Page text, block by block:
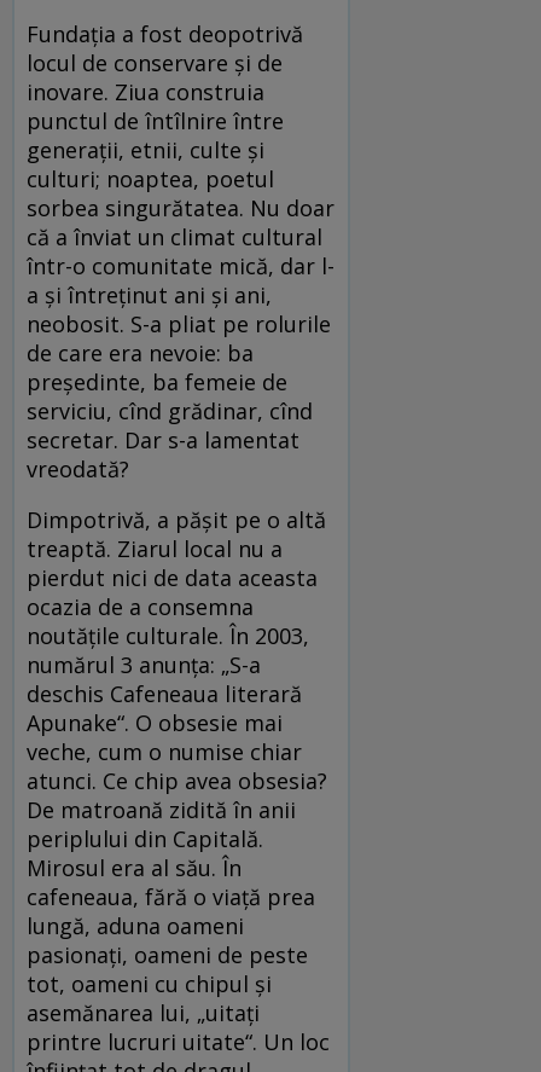
Fundația a fost deopotrivă
locul de conservare și de
inovare. Ziua construia
punctul de întîlnire între
generații, etnii, culte și
culturi; noaptea, poetul
sorbea singurătatea. Nu doar
că a înviat un climat cultural
într-o comunitate mică, dar l-
a și întreținut ani și ani,
neobosit. S-a pliat pe rolurile
de care era nevoie: ba
președinte, ba femeie de
serviciu, cînd grădinar, cînd
secretar. Dar s-a lamentat
vreodată?
Dimpotrivă, a pășit pe o altă
treaptă. Ziarul local nu a
pierdut nici de data aceasta
ocazia de a consemna
noutățile culturale. În 2003,
numărul 3 anunța: „S-a
deschis Cafeneaua literară
Apunake“. O obsesie mai
veche, cum o numise chiar
atunci. Ce chip avea obsesia?
De matroană zidită în anii
periplului din Capitală.
Mirosul era al său. În
cafeneaua, fără o viață prea
lungă, aduna oameni
pasionați, oameni de peste
tot, oameni cu chipul și
asemănarea lui, „uitați
printre lucruri uitate“. Un loc